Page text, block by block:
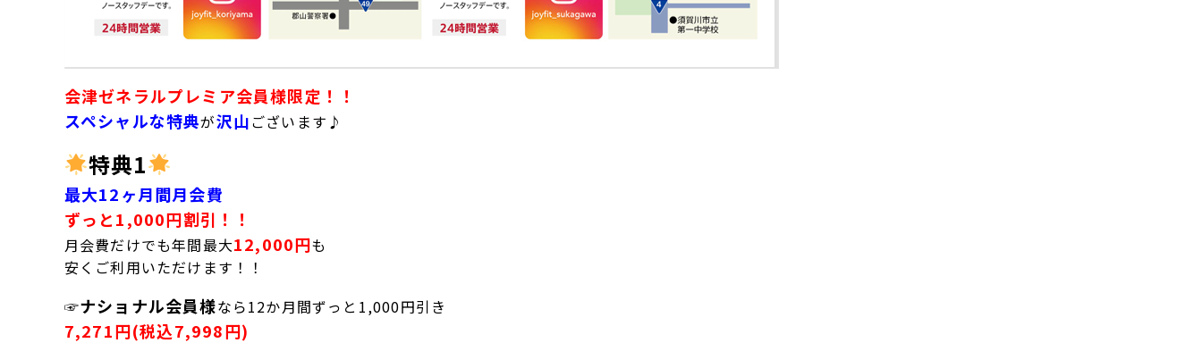
会津ゼネラルプレミア会員様限定！！
スペシャルな特典が沢山ございます♪
特典1
最大12ヶ月間月会費
ずっと1,000円割引！！
月会費だけでも年間最大12,000円も
安くご利用いただけます！！
☞ナショナル会員様なら12か月間ずっと1,000円引き
7,271円(税込7,998円)